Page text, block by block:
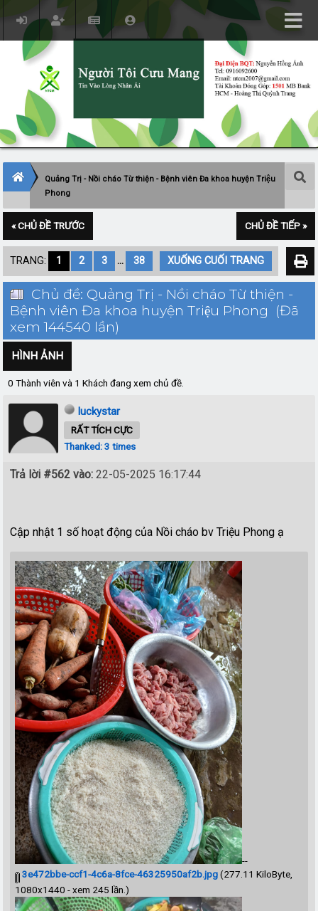
Quảng Trị - Nồi cháo Từ thiện - Bệnh viên Đa khoa huyện Triệu
Phong
« CHỦ ĐỀ TRƯỚC CHỦ ĐỀ TIẾP »
TRANG: 1 2 3 ... 38 XUỐNG CUỐI TRANG
Chủ đề: Quảng Trị - Nồi cháo Từ thiện -
Bệnh viên Đa khoa huyện Triệu Phong (Đã
xem 144540 lần)
HÌNH ẢNH
0 Thành viên và 1 Khách đang xem chủ đề.
luckystar
RẤT TÍCH CỰC
Thanked: 3 times
Trả lời #562 vào: 22-05-2025 16:17:44
Cập nhật 1 số hoạt động của Nồi cháo bv Triệu Phong ạ
--
3e472bbe-ccf1-4c6a-8fce-46325950af2b.jpg(277.11 KiloByte,
1080x1440 - xem 245 lần.)